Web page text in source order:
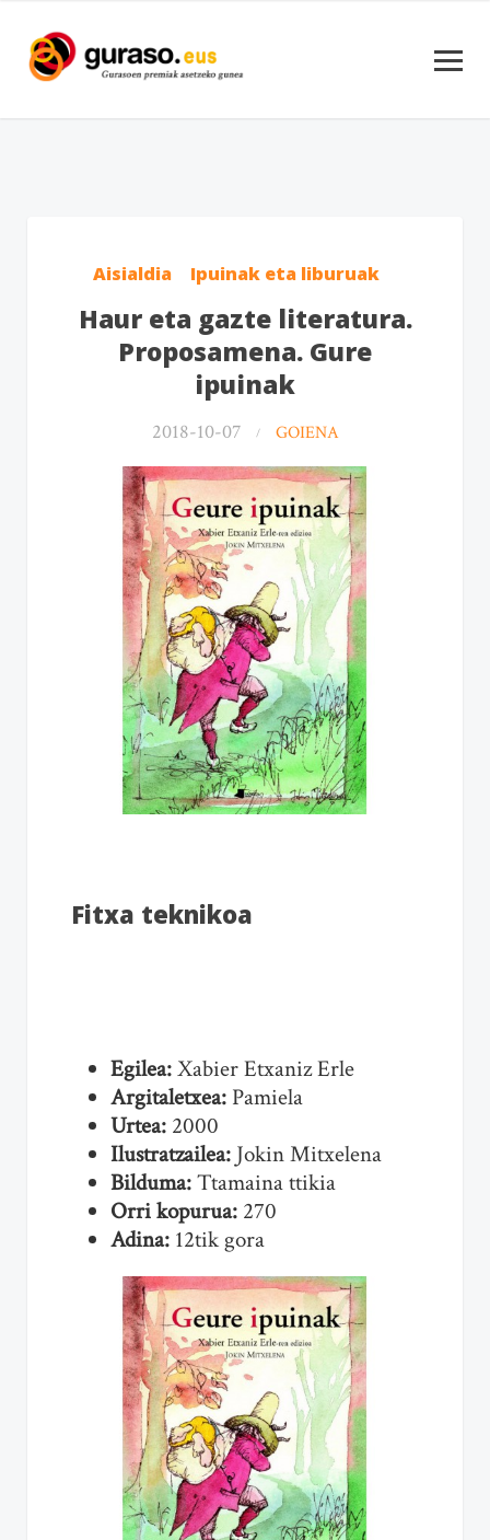
Aisialdia Ipuinak eta liburuak
Haur eta gazte literatura.
Proposamena. Gure
ipuinak
2018-10-07 GOIENA
Fitxa teknikoa
Egilea:Xabier Etxaniz Erle
Argitaletxea:Pamiela
Urtea:2000
Ilustratzailea:Jokin Mitxelena
Bilduma:Ttamaina ttikia
Orri kopurua:270
Adina:12tik gora